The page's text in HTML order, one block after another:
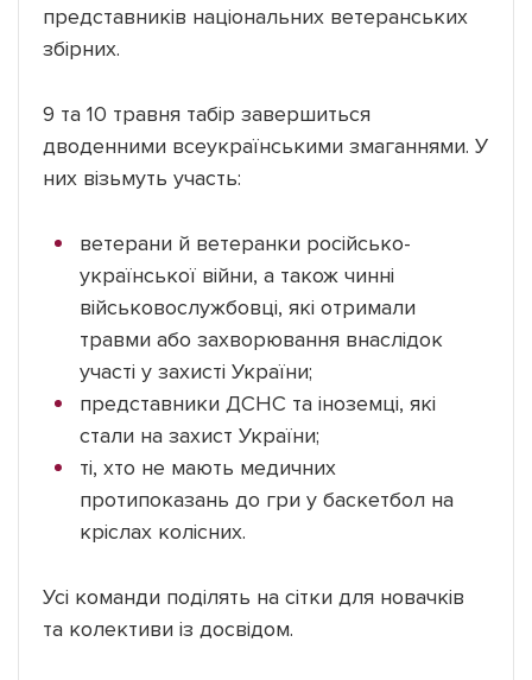
представників національних ветеранських
збірних.
9 та 10 травня табір завершиться
дводенними всеукраїнськими змаганнями. У
них візьмуть участь:
ветерани й ветеранки російсько-
української війни, а також чинні
військовослужбовці, які отримали
травми або захворювання внаслідок
участі у захисті України;
представники ДСНС та іноземці, які
стали на захист України;
ті, хто не мають медичних
протипоказань до гри у баскетбол на
кріслах колісних.
Усі команди поділять на сітки для новачків
та колективи із досвідом.